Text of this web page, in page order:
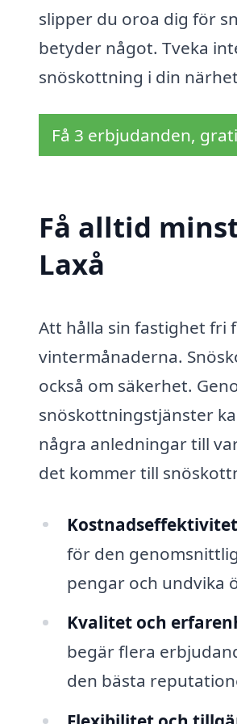
slipper du oroa dig för
betyder något. Tveka
snöskottning i din
Få 3 erbjudanden,
Få alltid
Laxå
Att hålla sin fastighet fri
vintermånaderna.
också om säkerhet.
snöskottningstjänster
några anledningar till
det kommer till
för den
pengar och undvika
Kvalitet och
begär flera
den bästa